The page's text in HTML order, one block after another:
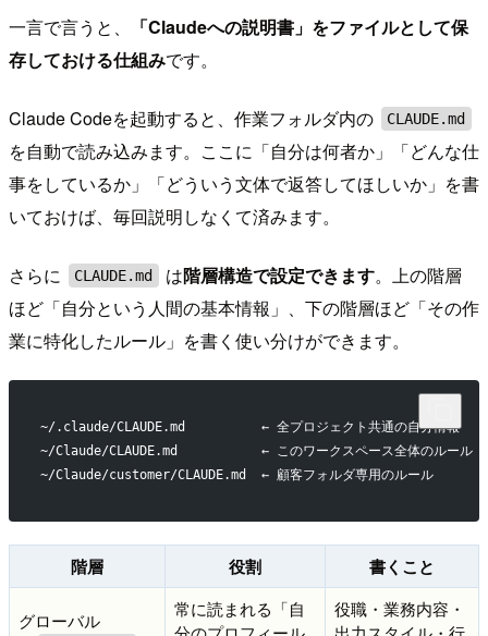
一言で言うと、
「Claudeへの説明書」をファイルとして保
存しておける仕組みです。
Claude Codeを起動すると、作業フォルダ内の CLAUDE.md
を自動で読み込みます。ここに「自分は何者か」「どんな仕
事をしているか」「どういう文体で返答してほしいか」を書
いておけば、毎回説明しなくて済みます。
さらに CLAUDE.md は階層構造で設定できます。上の階層
ほど「自分という人間の基本情報」、下の階層ほど「その作
業に特化したルール」を書く使い分けができます。
~/.claude/CLAUDE.md          ← 全プロジェクト共通の自分情報
~/Claude/CLAUDE.md           ← このワークスペース全体のルール
~/Claude/customer/CLAUDE.md  ← 顧客フォルダ専用のルール
階層 役割 書くこと
グローバル
常に読まれる「自
役職・業務内容・